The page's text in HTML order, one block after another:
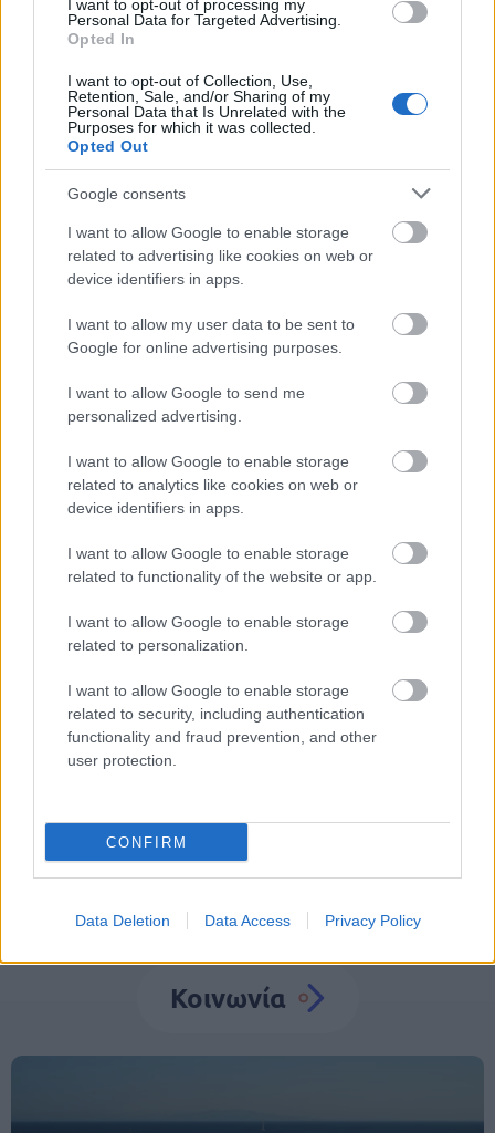
I want to opt-out of processing my
Personal Data for Targeted Advertising.
Opted In
I want to opt-out of Collection, Use,
Retention, Sale, and/or Sharing of my
Personal Data that Is Unrelated with the
Purposes for which it was collected.
Opted Out
Google consents
I want to allow Google to enable storage
related to advertising like cookies on web or
device identifiers in apps.
I want to allow my user data to be sent to
Google for online advertising purposes.
I want to allow Google to send me
personalized advertising.
I want to allow Google to enable storage
related to analytics like cookies on web or
device identifiers in apps.
I want to allow Google to enable storage
related to functionality of the website or app.
I want to allow Google to enable storage
related to personalization.
I want to allow Google to enable storage
related to security, including authentication
functionality and fraud prevention, and other
user protection.
CONFIRM
Data Deletion Data Access Privacy Policy
ΑΣΕΠ: Νέος γραπτός διαγωνισμός -
Μόνιμοι στο υπουργείο Εξωτερικών
αύξηση στα 1.000 ευρώ από το 2027
ΑΣΕΠ 6Κ/2026: 315 μόνιμοι στο
Δημόσιο - Στις 1.102 οι αιτήσεις
(στατιστικά)
ΑΣΕΠ - Προσλήψεις αναπληρωτών:
Βγαίνουν τα προσωρινά αποτελέσματα
(1ΓΕ και 2ΓΕ/2026)
Εύβοια Νοσοκομεία ΕΚΑΒ Πετρέλαιο
Αστυνομία
Κοινωνία